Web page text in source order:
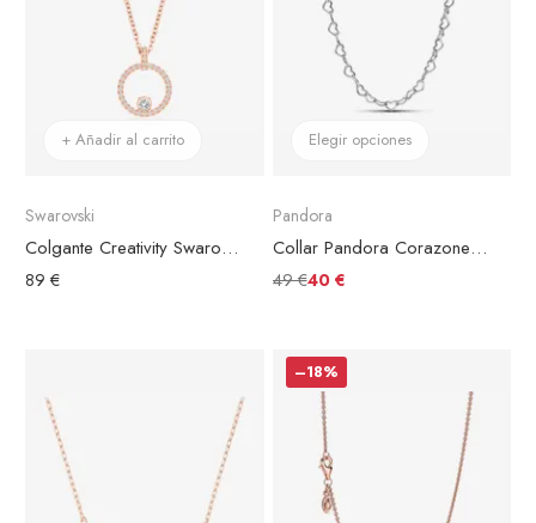
+ Añadir al carrito
Swarovski
Colgante Creativity Swarovski Chapado en Oro Rosa
89 €
Elegir opciones
Pandora
Collar Pandora Corazones Unidos
49 €40 €
–18%